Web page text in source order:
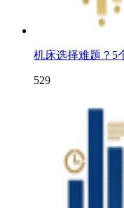
机床选择难题？5
529